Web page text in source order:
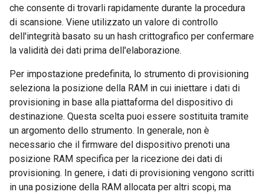
che consente di trovarli rapidamente durante la procedura
di scansione. Viene utilizzato un valore di controllo
dell'integrità basato su un hash crittografico per confermare
la validità dei dati prima dell'elaborazione.
Per impostazione predefinita, lo strumento di provisioning
seleziona la posizione della RAM in cui iniettare i dati di
provisioning in base alla piattaforma del dispositivo di
destinazione. Questa scelta puoi essere sostituita tramite
un argomento dello strumento. In generale, non è
necessario che il firmware del dispositivo prenoti una
posizione RAM specifica per la ricezione dei dati di
provisioning. In genere, i dati di provisioning vengono scritti
in una posizione della RAM allocata per altri scopi, ma